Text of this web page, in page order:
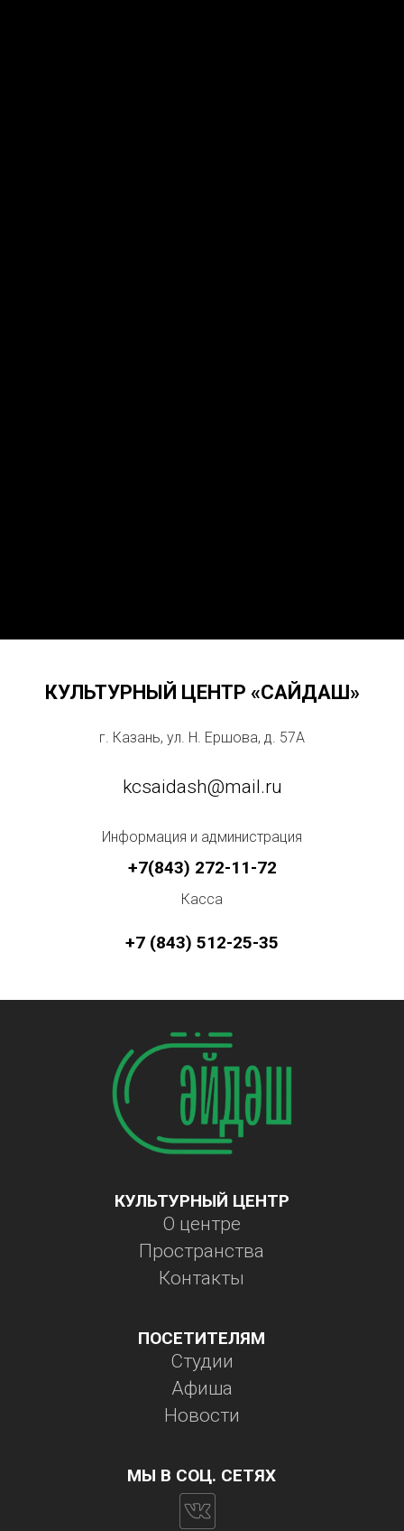
КУЛЬТУРНЫЙ ЦЕНТР «САЙДАШ»
г. Казань, ул. Н. Ершова, д. 57А
kcsaidash@mail.ru
Информация и администрация
+7(843) 272-11-72
Касса
+7 (843) 512-25-35
КУЛЬТУРНЫЙ ЦЕНТР
О центре
Пространства
Контакты
ПОСЕТИТЕЛЯМ
Студии
Афиша
Новости
МЫ В СОЦ. СЕТЯХ